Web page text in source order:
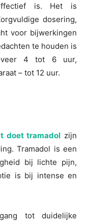
is. Het is
dosering,
voor bijwerkingen
te houden is
4 tot 6 uur,
– tot 12 uur.
doet tramadol zijn
Tramadol is een
bij lichte pijn,
is bij intense en
tot duidelijke